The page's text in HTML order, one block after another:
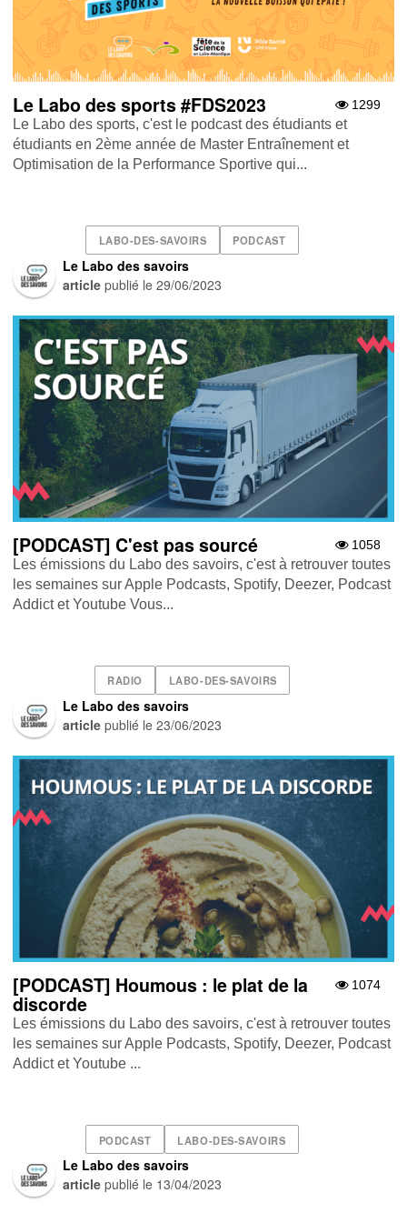
1299
Le Labo des sports #FDS2023
Le Labo des sports, c'est le podcast des étudiants et
étudiants en 2ème année de Master Entraînement et
Optimisation de la Performance Sportive qui...
LABO-DES-SAVOIRS PODCAST
Le Labo des savoirs
article publié le29/06/2023
1058
[PODCAST] C'est pas sourcé
Les émissions du Labo des savoirs, c'est à retrouver toutes
les semaines sur Apple Podcasts , Spotify , Deezer , Podcast
Addict et Youtube Vous...
RADIO LABO-DES-SAVOIRS
Le Labo des savoirs
article publié le23/06/2023
1074
[PODCAST] Houmous : le plat de la
discorde
Les émissions du Labo des savoirs, c'est à retrouver toutes
les semaines sur Apple Podcasts , Spotify , Deezer , Podcast
Addict et Youtube ...
PODCAST LABO-DES-SAVOIRS
Le Labo des savoirs
article publié le 13/04/2023